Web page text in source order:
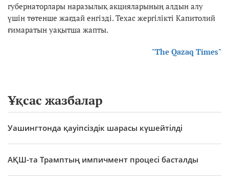
губернаторлары наразылық акцияларының алдын алу
үшін төтенше жағдай енгізді. Техас жергілікті Капитолий
ғимаратын уақытша жапты.
"The Qazaq Times"
Ұқсас жазбалар
Уашингтонда қауіпсіздік шарасы күшейтілді
АҚШ-та Трамптың импичмент процесі басталды